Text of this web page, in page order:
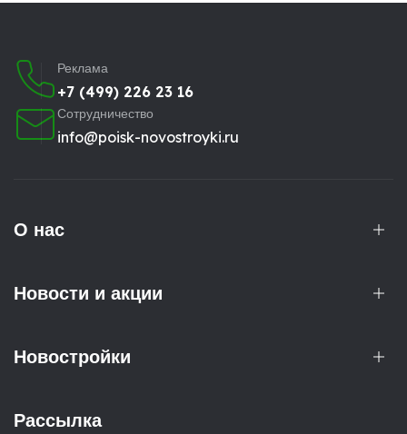
Реклама
+7 (499) 226 23 16
Сотрудничество
info@poisk-novostroyki.ru
О нас
Новости и акции
Новостройки
Рассылка